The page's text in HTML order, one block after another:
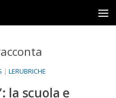
| LERUBRICHE
la scuola e